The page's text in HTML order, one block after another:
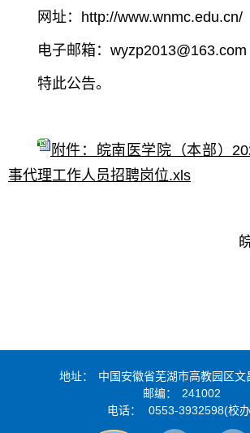
网址：http://www.wnmc.edu.cn/
电子邮箱：wyzp2013@163.com
特此公告。
附件：皖南医学院（本部）
事代理工作人员招聘岗位.xls
地址：
中国安徽省芜湖市高教园区文
邮编：
241002
电话：
0553-3932598(校
点击查看原图
01 of 03